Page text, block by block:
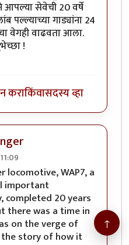
आपल्या सेवेची 20 वर्षे
पल्ल्याच्या गाड्यांना 24
वेगही वाढवता आला.
!
कराकिंवासदस्य व्हा
locomotive, WAP7, a
important
completed 20 years
there was a time in
on the verge of
the story of how it
↑